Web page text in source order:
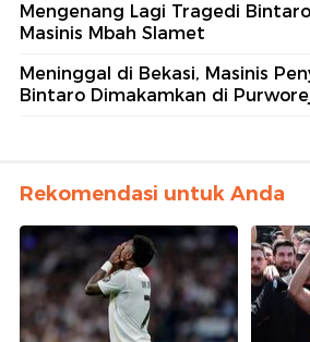
Mengenang Lagi Tragedi
Masinis Mbah Slamet
Meninggal di Bekasi, Masinis
Bintaro Dimakamkan di
Rekomendasi untuk Anda